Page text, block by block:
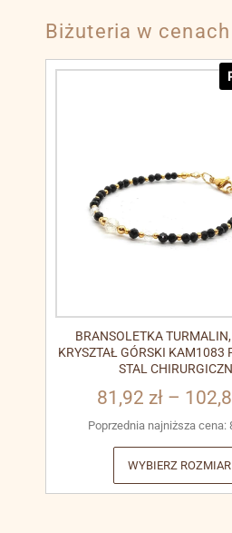
Biżuteria w
BRANSOLETKA TURMALIN,
KRYSZTAŁ GÓRSKI KAM1083
STAL
81,92 zł –
Poprzednia najniższa cena:
WYBIERZ ROZMIAR